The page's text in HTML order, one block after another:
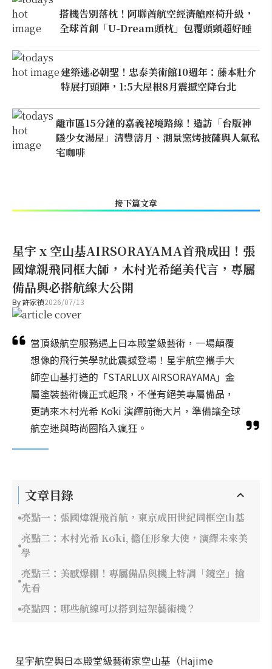
搭機告別落枕！阿聯酋航空經濟艙座椅升級，
全球首創「U-Dream頭枕」包覆頭頸超好睡
建築迷必朝聖！忠泰美術館10週年：藤本壯介
特展打頭陣，1:5大屋根8月震撼空降台北
離市區15分鐘的嘉義祕境路線！造訪「台版神
隱少女湯屋」清豐濤月、湖景窯烤披薩與人氣私
宅咖啡
接下篇文章
星宇 x 空山基AIRSORAYAMA首飛成田！張
國煒親飛同框大師，木村光希絕美代言，專屬
備品與必搭航線大公開
By許家禎2026/07/13
當頂級航空服務遇上日本殿堂級藝術，一場顛覆
想像的飛行美學就此震撼登場！星宇航空攜手大
師空山基打造的「STARLUX AIRSORAYAMA」金
屬塗裝藝術機正式起飛，不僅有絕美專屬備品，
更請來木村光希 Kōki 演繹前衛大片，準備讓全球
航空迷與時尚圈陷入瘋狂。
文章目錄
亮點一：張國煒親飛首航，東京成田世紀同框空山基
亮點二：木村光希 Kōki, 擔任形象大使，演繹未來美
學
亮點三：美感爆棚！專屬備品與機上特調「鏡空」搶
先看
亮點四：哪些航線可以搭到這架藝術機？
星宇航空與日本殿堂級藝術家空山基（Hajime